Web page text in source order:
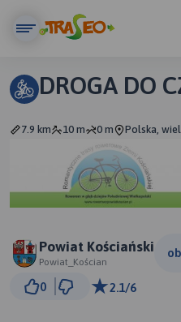
DROGA DO
7.9 km 10 m 0 m Polska,
Powiat Kościański
Powiat_Kościan
0 2.1/6